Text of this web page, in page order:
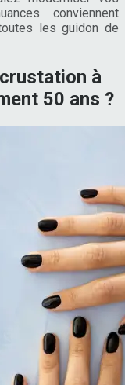
conviennent
les guidon de
à
50 ans ?